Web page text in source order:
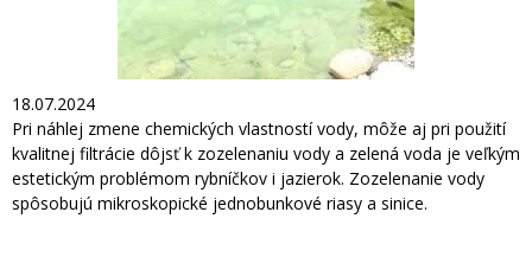
18.07.2024
Pri náhlej zmene chemických vlastností vody, môže aj pri použití
kvalitnej filtrácie dôjsť k zozelenaniu vody a zelená voda je veľkým
estetickým problémom rybníčkov i jazierok. Zozelenanie vody
spôsobujú mikroskopické jednobunkové riasy a sinice.